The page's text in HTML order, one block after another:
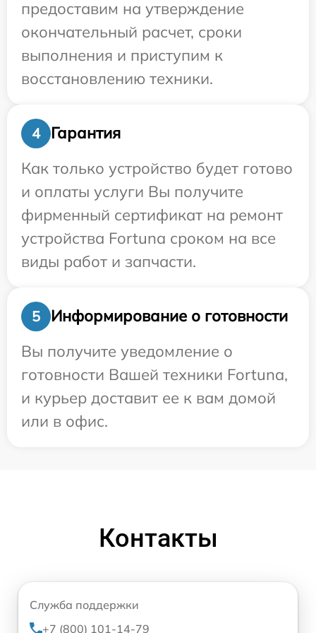
предоставим на утверждение
окончательный расчет, сроки
выполнения и приступим к
восстановлению техники.
4
Гарантия
Как только устройство будет готово
и оплаты услуги Вы получите
фирменный сертификат на ремонт
устройства Fortuna сроком на все
виды работ и запчасти.
5
Информирование о готовности
Вы получите уведомление о
готовности Вашей техники Fortuna,
и курьер доставит ее к вам домой
или в офис.
Контакты
Служба поддержки
+7 (800) 101-14-79